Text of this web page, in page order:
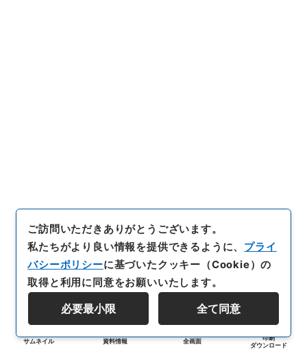
サムネイル 資料情報 全画面
印刷
ダウンロード
ご訪問いただきありがとうございます。
私たちがより良い情報を提供できるように、 プライ
バシーポリシーに基づいたクッキー（Cookie）の
取得と利用に同意をお願いいたします。
必要最小限 全て同意